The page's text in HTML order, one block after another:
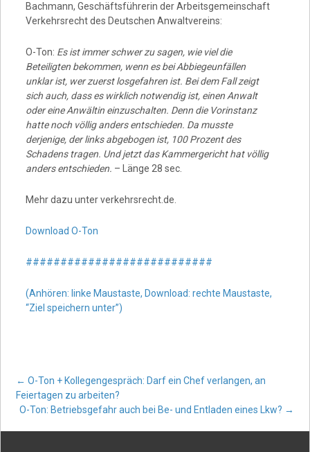
Bachmann, Geschäftsführerin der Arbeitsgemeinschaft
Verkehrsrecht des Deutschen Anwaltvereins:
O-Ton: Es ist immer schwer zu sagen, wie viel die
Beteiligten bekommen, wenn es bei Abbiegeunfällen
unklar ist, wer zuerst losgefahren ist. Bei dem Fall zeigt
sich auch, dass es wirklich notwendig ist, einen Anwalt
oder eine Anwältin einzuschalten. Denn die Vorinstanz
hatte noch völlig anders entschieden. Da musste
derjenige, der links abgebogen ist, 100 Prozent des
Schadens tragen. Und jetzt das Kammergericht hat völlig
anders entschieden. – Länge 28 sec.
Mehr dazu unter verkehrsrecht.de.
Download O-Ton
###########################
(Anhören: linke Maustaste, Download: rechte Maustaste,
“Ziel speichern unter”)
Post
navigation
← O-Ton + Kollegengespräch: Darf ein Chef verlangen, an
Feiertagen zu arbeiten?
O-Ton: Betriebsgefahr auch bei Be- und Entladen eines Lkw? →